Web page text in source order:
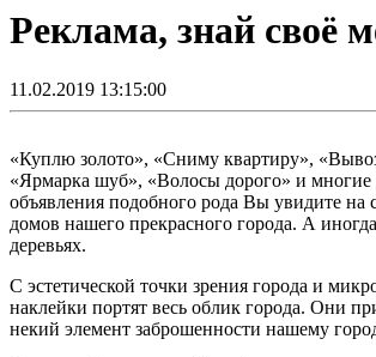
Реклама, знай своё
11.02.2019 13:15:00
«Куплю золото», «Сниму квартиру»,
«Ярмарка шуб», «Волосы дорого» и многие
объявления подобного рода Вы увидите на
домов нашего прекрасного города. А
деревьях.
С эстетической точки зрения города и
наклейки портят весь облик города. Они
некий элемент заброшенности нашему